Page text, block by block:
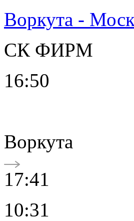
Воркута -
СК ФИРМ
16:50
Воркута
17:41
10:31